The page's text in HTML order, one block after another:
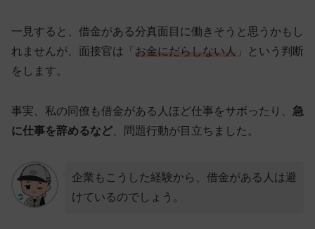
一見すると、借金がある分真面目に働きそうと思うかもし
れませんが、面接官は「 お金にだらしない人 」という判断
をします。
事実、私の同僚も借金がある人ほど仕事をサボったり、 急
に仕事を辞めるなど 、問題行動が目立ちました。
企業もこうした経験から、借金がある人は避
けているのでしょう。